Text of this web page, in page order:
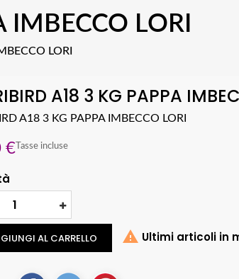
LORI
LORI
A18 3 KG PAPPA
A18 3 KG PAPPA IMBECCO LORI
€ Tasse incluse
AL CARRELLO  Ultimi articoli in